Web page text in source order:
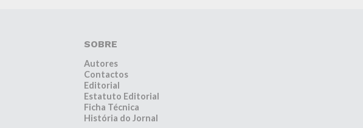
SOBRE
Autores
Contactos
Editorial
Estatuto Editorial
Ficha Técnica
História do Jornal